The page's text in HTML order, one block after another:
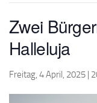
Zwei
Halleluja
Freitag, 4 April, 2025 |